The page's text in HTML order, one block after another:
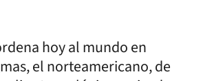
hoy al mundo en
el norteamericano, de